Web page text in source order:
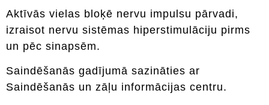
Aktīvās vielas bloķē nervu impulsu pārvadi,
izraisot nervu sistēmas hiperstimulāciju pirms
un pēc sinapsēm.
Saindēšanās gadījumā sazināties ar
Saindēšanās un zāļu informācijas centru.